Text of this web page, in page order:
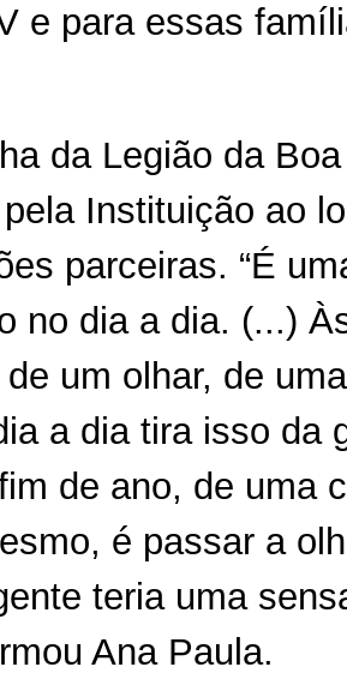
e para essas
da Legião da
Instituição ao
parceiras. “É
no dia a dia. (...)
um olhar, de
a dia tira isso da
de ano, de uma
é passar a
teria uma
Ana Paula.